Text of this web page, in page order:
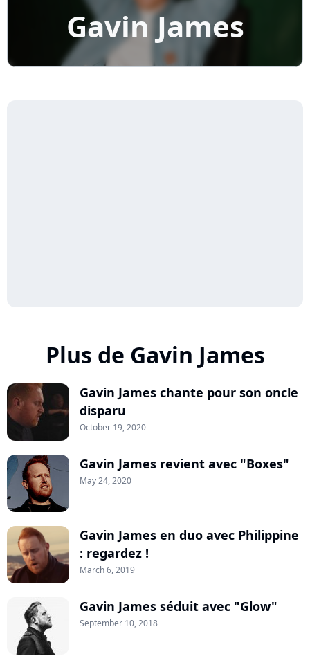
Gavin James
Plus de Gavin James
Gavin James chante pour son oncle
disparu
October 19, 2020
Gavin James revient avec "Boxes"
May 24, 2020
Gavin James en duo avec Philippine
: regardez !
March 6, 2019
Gavin James séduit avec "Glow"
September 10, 2018